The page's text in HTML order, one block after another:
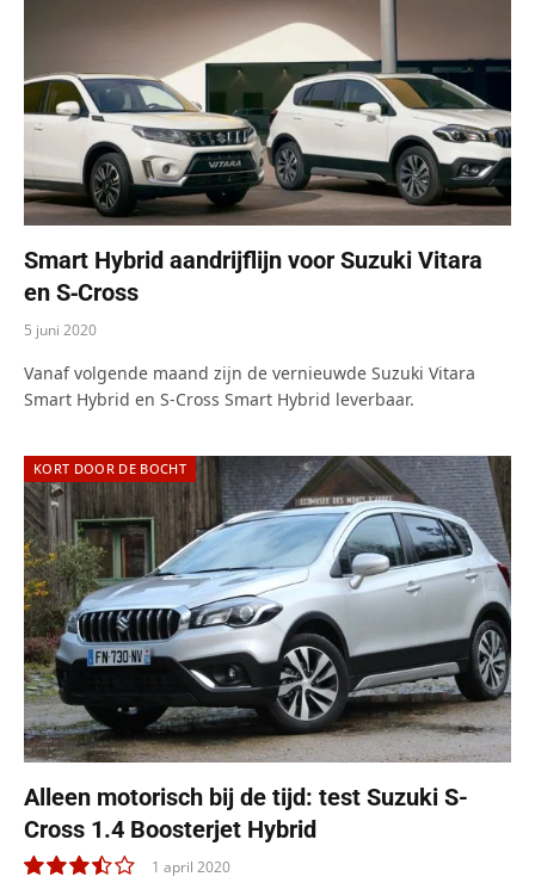
Smart Hybrid aandrijflijn voor Suzuki Vitara
en S‑Cross
5 juni 2020
Vanaf volgende maand zijn de vernieuwde Suzuki Vitara
Smart Hybrid en S‑Cross Smart Hybrid leverbaar.
KORT DOOR DE BOCHT
Alleen motorisch bij de tijd: test Suzuki S-
Cross 1.4 Boosterjet Hybrid
1 april 2020